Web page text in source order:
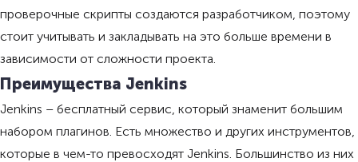
проверочные скрипты создаются разработчиком, поэтому
стоит учитывать и закладывать на это больше времени в
зависимости от сложности проекта.
Преимущества Jenkins
Jenkins – бесплатный сервис, который знаменит большим
набором плагинов. Есть множество и других инструментов,
которые в чем-то превосходят Jenkins. Большинство из них